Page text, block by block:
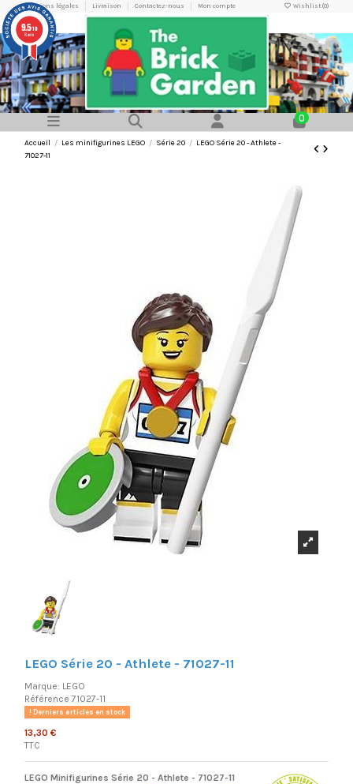
Mentions légales Livraison Contactez-nous Mon compte Wishlist (0)
0
Accueil Les minifigurines LEGO Série 20
LEGO Série 20 - Athlete -
71027-11
LEGO Série 20 - Athlete - 71027-11
Marque: LEGO
Référence 71027-11
Derniers articles en stock
13,30 €
TTC
LEGO Minifigurines Série 20 - Athlete - 71027-11
9.5/10
8 avis